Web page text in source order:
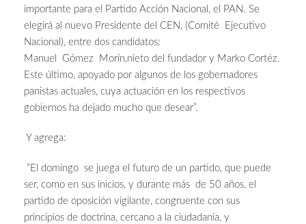
importante para el Partido Acción Nacional, el PAN. Se
elegirá al nuevo Presidente del CEN, (Comité Ejecutivo
Nacional), entre dos candidatos:
Manuel Gómez Morín,nieto del fundador y Marko Cortéz.
Este último, apoyado por algunos de los gobernadores
panistas actuales, cuya actuación en los respectivos
gobiernos ha dejado mucho que desear”.
Y agrega:
“El domingo se juega el futuro de un partido, que puede
ser, como en sus inicios, y durante más de 50 años, el
partido de oposición vigilante, congruente con sus
principios de doctrina, cercano a la ciudadanía, y